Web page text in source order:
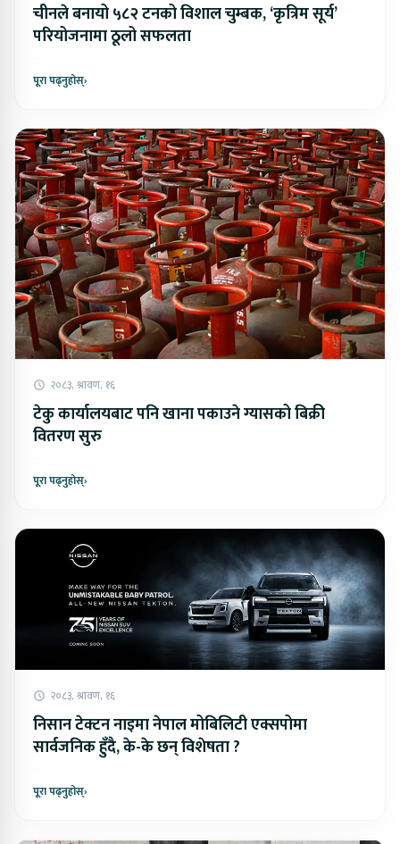
चीनले बनायो ५८२ टनको विशाल चुम्बक, ‘कृत्रिम सूर्य’
परियोजनामा ​​ठूलो सफलता
पूरा पढ्नुहोस्›
२०८३, श्रावण, १६
टेकु कार्यालयबाट पनि खाना पकाउने ग्यासको बिक्री
वितरण सुरु
पूरा पढ्नुहोस्›
२०८३, श्रावण, १६
निसान टेक्टन नाइमा नेपाल मोबिलिटी एक्सपोमा
सार्वजनिक हुँदै, के-के छन् विशेषता ?
पूरा पढ्नुहोस्›